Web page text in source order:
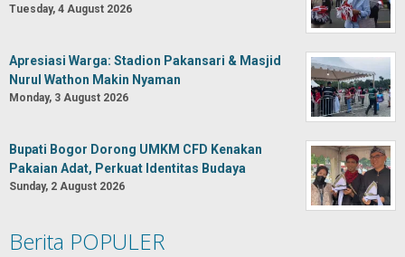
Tuesday, 4 August 2026
Apresiasi Warga: Stadion Pakansari & Masjid
Nurul Wathon Makin Nyaman
Monday, 3 August 2026
Bupati Bogor Dorong UMKM CFD Kenakan
Pakaian Adat, Perkuat Identitas Budaya
Sunday, 2 August 2026
Berita POPULER